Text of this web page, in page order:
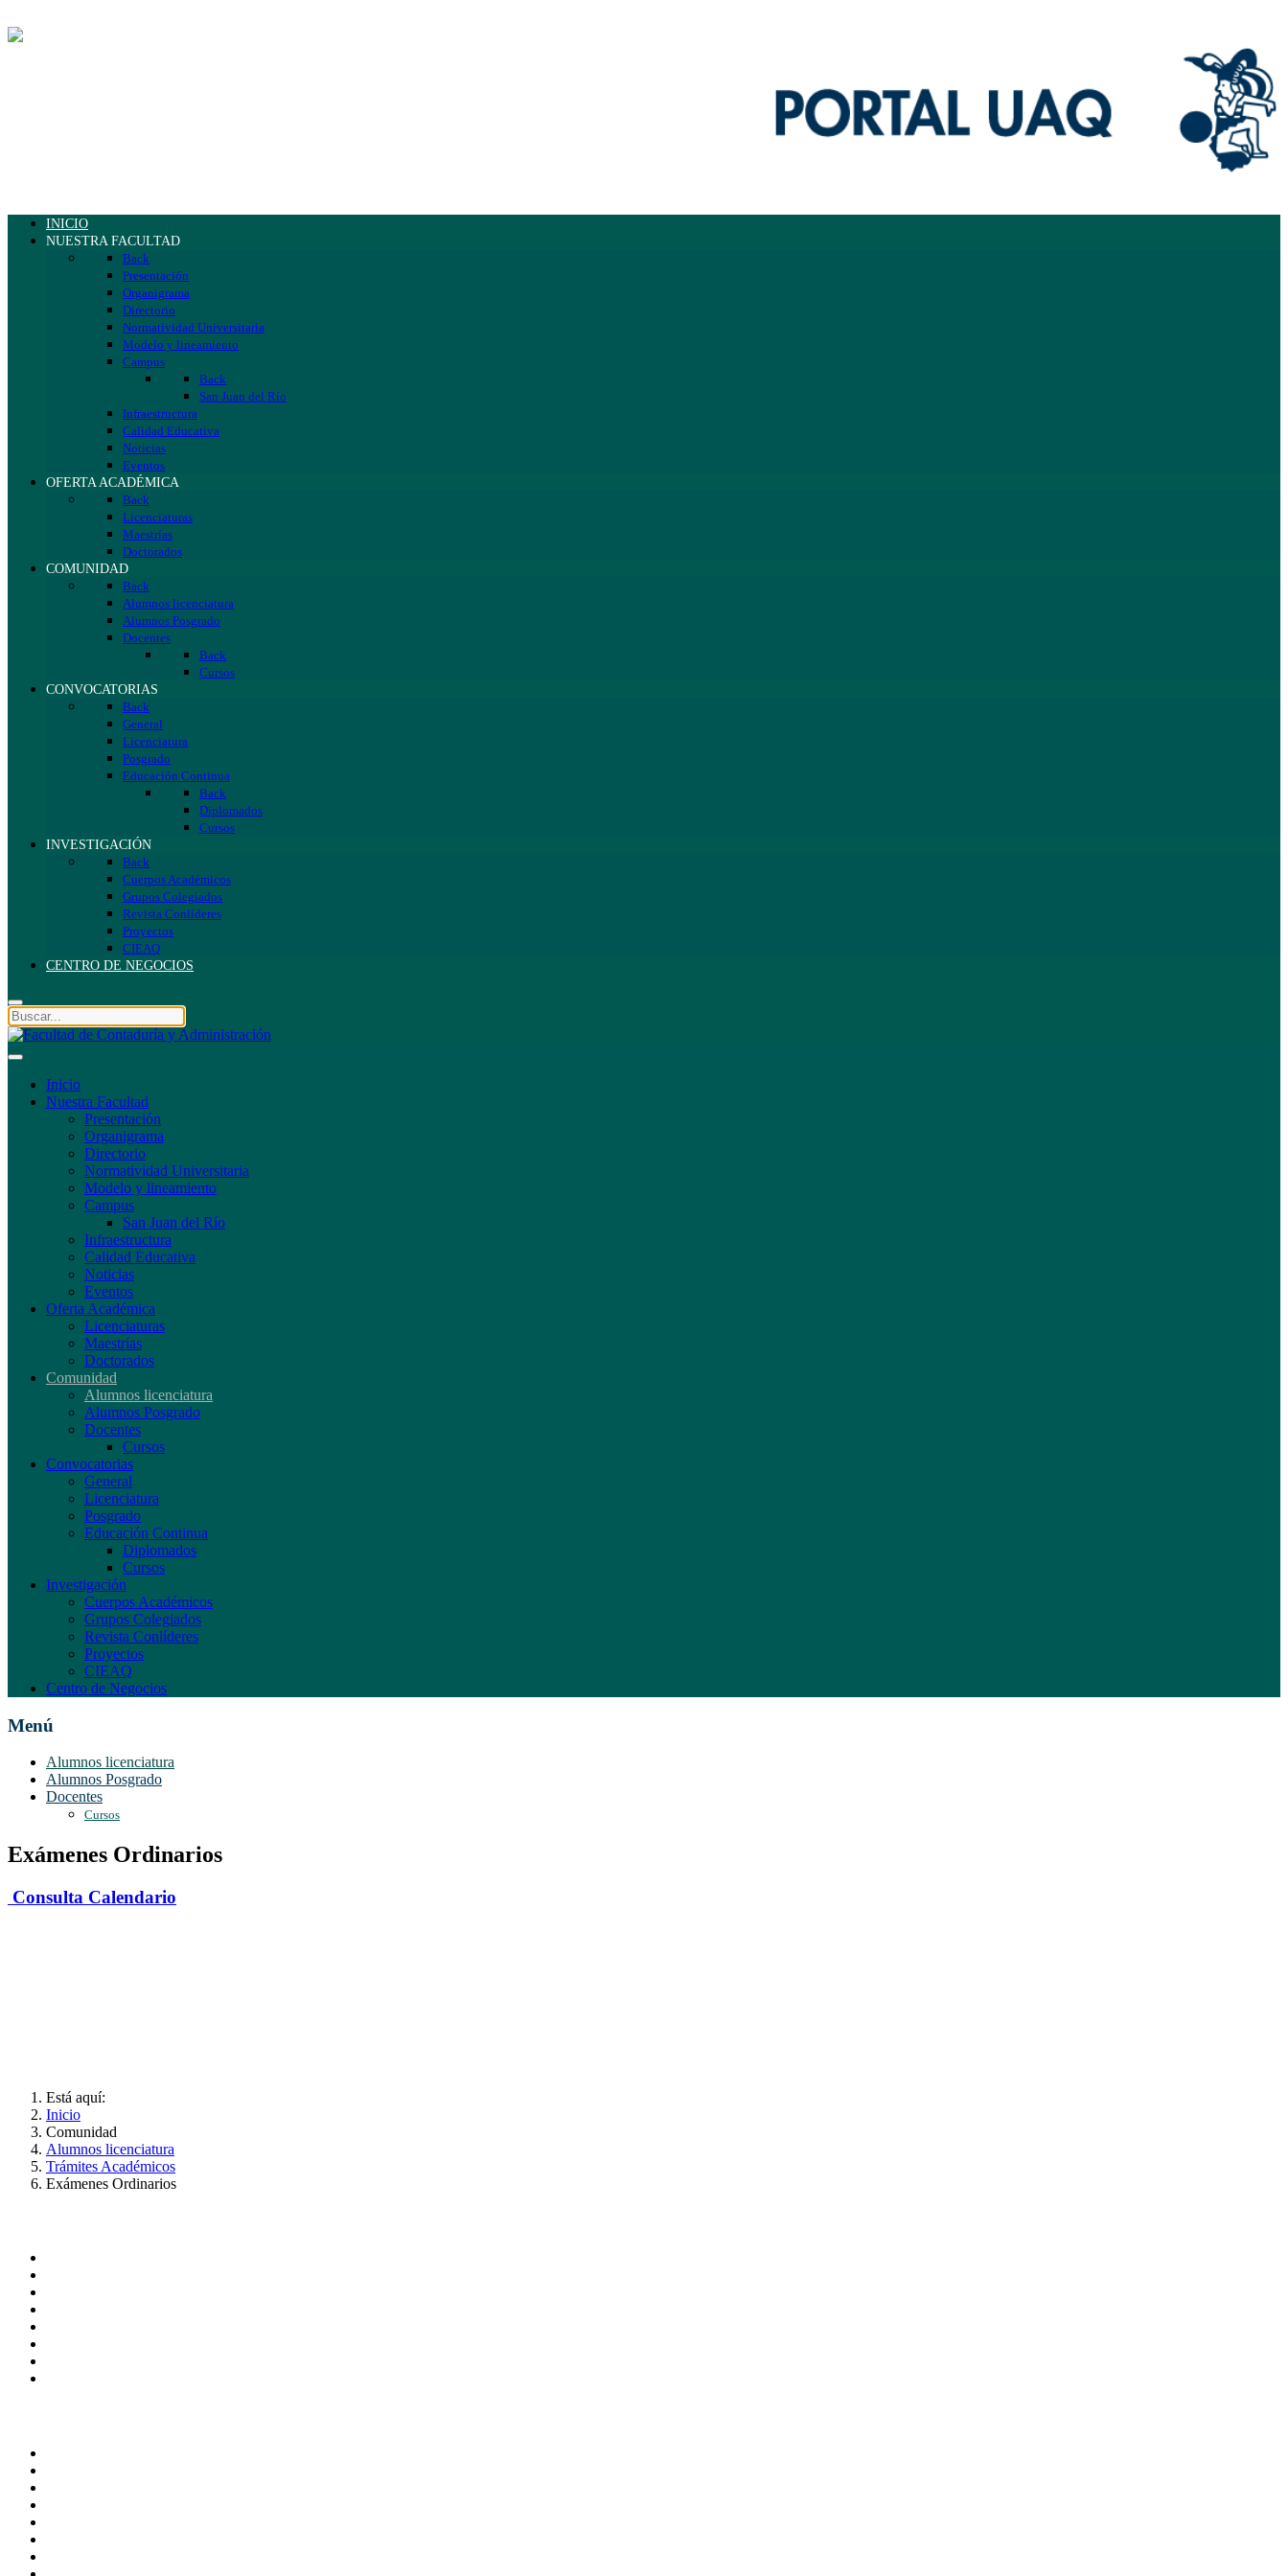
INICIO
NUESTRA FACULTAD
Back
Presentación
Organigrama
Directorio
Normatividad Universitaria
Modelo y lineamiento
Campus
Back
San Juan del Río
Infraestructura
Calidad Educativa
Noticias
Eventos
OFERTA ACADÉMICA
Back
Licenciaturas
Maestrías
Doctorados
COMUNIDAD
Back
Alumnos licenciatura
Alumnos Posgrado
Docentes
Back
Cursos
CONVOCATORIAS
Back
General
Licenciatura
Posgrado
Educación Continua
Back
Diplomados
Cursos
INVESTIGACIÓN
Back
Cuerpos Académicos
Grupos Colegiados
Revista Conlíderes
Proyectos
CIEAQ
CENTRO DE NEGOCIOS
Inicio
Nuestra Facultad
Presentación
Organigrama
Directorio
Normatividad Universitaria
Modelo y lineamiento
Campus
San Juan del Río
Infraestructura
Calidad Educativa
Noticias
Eventos
Oferta Académica
Licenciaturas
Maestrías
Doctorados
Comunidad
Alumnos licenciatura
Alumnos Posgrado
Docentes
Cursos
Convocatorias
General
Licenciatura
Posgrado
Educación Continua
Diplomados
Cursos
Investigación
Cuerpos Académicos
Grupos Colegiados
Revista Conlíderes
Proyectos
CIEAQ
Centro de Negocios
Menú
Alumnos licenciatura
Alumnos Posgrado
Docentes
Cursos
Exámenes Ordinarios
Consulta Calendario
Está aquí:
Inicio
Comunidad
Alumnos licenciatura
Trámites Académicos
Exámenes Ordinarios